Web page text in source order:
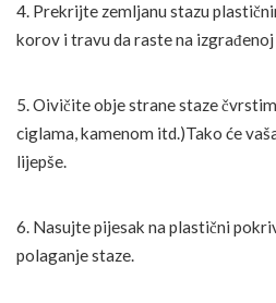
4. Prekrijte zemljanu stazu
korov i travu da raste na
5. Oivičite obje strane staze
ciglama, kamenom itd.)Tako će
lijepše.
6. Nasujte pijesak na plastični
polaganje staze.